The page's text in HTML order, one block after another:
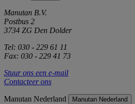
Manutan B.V.
Postbus 2
3734 ZG Den Dolder
Tel: 030 - 229 61 11
Fax: 030 - 229 41 73
Stuur ons een e-mail
Contacteer ons
Manutan Nederland Manutan Nederland